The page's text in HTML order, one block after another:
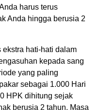
harus terus
Anda hingga berusia 2
ekstra hati-hati dalam
kepada sang
yang paling
sebagai 1.000 Hari
HPK dihitung sejak
berusia 2 tahun. Masa